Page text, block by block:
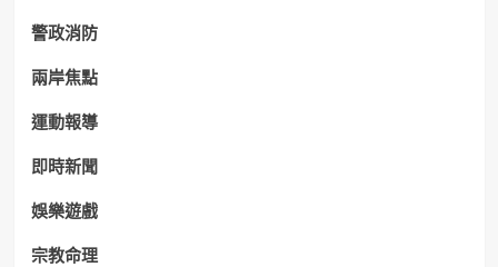
警政消防
兩岸焦點
運動報導
即時新聞
娛樂遊戲
宗教命理